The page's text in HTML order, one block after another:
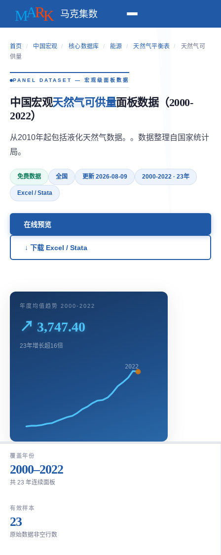
马克集数
首页 / 中国宏观 / 核心数据库 / 能源 / 天然气平衡表 /
天然气可
供量
PANEL DATASET — 宏观级面板数据
中国宏观天然气可供量面板数据（2000-
2022）
从2010年起包括液化天然气数据。。数据整理自国家统计
局。
免费数据 全国 更新 2026-08-09 2000-2022 · 23年
Excel / Stata
在线预览
↓ 下载 Excel / Stata
年度均值趋势 2000-2022
↗ 3,747.40
23年增长超16倍
2022
覆盖年份
2000–2022
共 23 年连续面板
有效样本
23
原始数据非空行数